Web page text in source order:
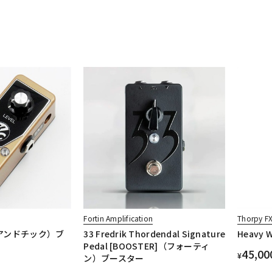
ンドチック）ブ
Fortin Amplification
33 Fredrik Thordendal Signature
Pedal [BOOSTER]（フォーティ
ン）ブースター
Thorpy FX
Heavy
¥